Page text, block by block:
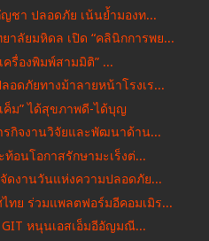
ชา ปลอดภัย เน้นย้ำมองท...
ลัยมหิดล เปิด “คลินิกการพย...
ครื่องพิมพ์สามมิติ” ...
ดภัยทางม้าลายหน้าโรงเร...
ค็ม” ได้สุขภาพดี-ได้บุญ
กิจงานวิจัยและพัฒนาด้าน...
อนโอกาสรักษามะเร็งต่...
ดงานวันแห่งความปลอดภัย...
ไทย ร่วมแพลตฟอร์มอีคอมเมิร...
GIT หนุนเอสเอ็มอีอัญมณี...